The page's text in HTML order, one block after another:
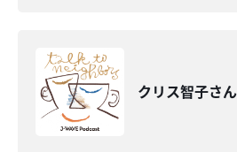
クリス智子さ